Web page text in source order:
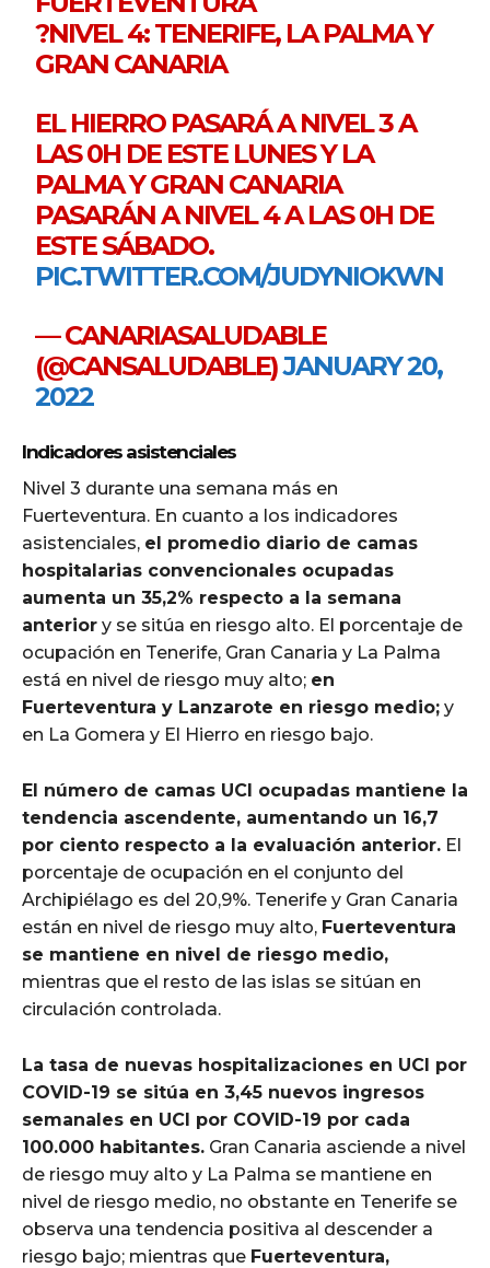
?NIVEL 4: TENERIFE, LA PALMA Y
GRAN CANARIA
EL HIERRO PASARÁ A NIVEL 3 A
LAS 0H DE ESTE LUNES Y LA
PALMA Y GRAN CANARIA
PASARÁN A NIVEL 4 A LAS 0H DE
ESTE SÁBADO.
PIC.TWITTER.COM/JUDYNIOKWN
— CANARIASALUDABLE
(@CANSALUDABLE)JANUARY 20,
2022
Indicadores asistenciales
Nivel 3 durante una semana más en
Fuerteventura. En cuanto a los indicadores
asistenciales, el promedio diario de camas
hospitalarias convencionales ocupadas
aumenta un 35,2% respecto a la semana
anterior y se sitúa en riesgo alto. El porcentaje de
ocupación en Tenerife, Gran Canaria y La Palma
está en nivel de riesgo muy alto; en
Fuerteventura y Lanzarote en riesgo medio; y
en La Gomera y El Hierro en riesgo bajo.
El número de camas UCI ocupadas mantiene la
tendencia ascendente, aumentando un 16,7
por ciento respecto a la evaluación anterior. El
porcentaje de ocupación en el conjunto del
Archipiélago es del 20,9%. Tenerife y Gran Canaria
están en nivel de riesgo muy alto, Fuerteventura
se mantiene en nivel de riesgo medio,
mientras que el resto de las islas se sitúan en
circulación controlada.
La tasa de nuevas hospitalizaciones en UCI por
COVID-19 se sitúa en 3,45 nuevos ingresos
semanales en UCI por COVID-19 por cada
100.000 habitantes. Gran Canaria asciende a nivel
de riesgo muy alto y La Palma se mantiene en
nivel de riesgo medio, no obstante en Tenerife se
observa una tendencia positiva al descender a
riesgo bajo; mientras que Fuerteventura,